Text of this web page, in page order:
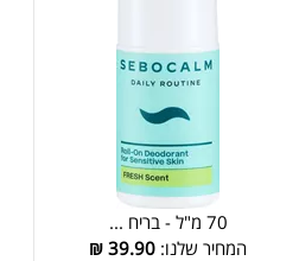
70 מ"ל - בריח ...
המחיר שלנו: 39.90
₪